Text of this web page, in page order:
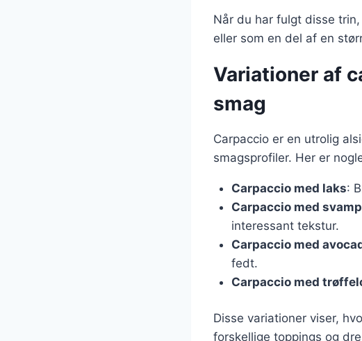
Når du har fulgt disse
eller som en del af en
Variationer af
smag
Carpaccio er en utrolig
smagsprofiler. Her er
Carpaccio med laks:
Carpaccio med
interessant tekstur.
Carpaccio med
fedt.
Carpaccio med
Disse variationer viser,
forskellige toppings og